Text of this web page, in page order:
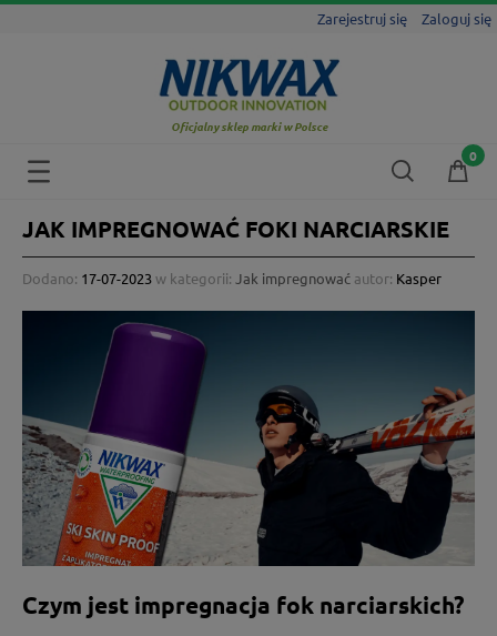
Zarejestruj się Zaloguj się
Oficjalny sklep marki w Polsce
JAK IMPREGNOWAĆ FOKI NARCIARSKIE
Dodano: 17-07-2023w kategorii: Jak impregnować autor: Kasper
Czym jest impregnacja fok narciarskich?